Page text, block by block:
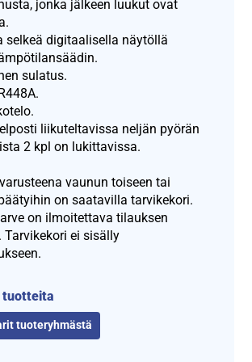
jonka jälkeen luukut ovat
selkeä digitaalisella näytöllä
sulatus.
liikuteltavissa neljän pyörän
2 kpl on lukittavissa.
vaunun toiseen tai
on saatavilla tarvikekori.
on ilmoitettava tilauksen
Tarvikekori ei sisälly
tuotteita
tuoteryhmästä